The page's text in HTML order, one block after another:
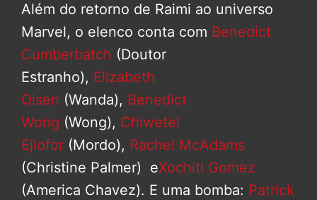
Além do retorno de Raimi ao universo
Marvel, o elenco conta com Benedict
Cumberbatch (Doutor
Estranho), Elizabeth
Olsen (Wanda), Benedict
Wong (Wong), Chiwetel
Ejiofor (Mordo), Rachel McAdams
(Christine Palmer) eXochitl Gomez
(America Chavez). E uma bomba: Patrick